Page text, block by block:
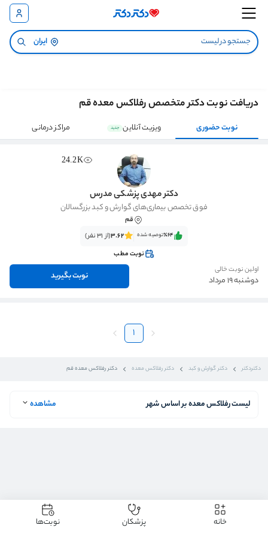
ایران
دکتردکتر دکتر گوارش و کبد دکتر رفلاکس معده دکتر رفلاکس معده قم
دریافت نوبت دکتر متخصص رفلاکس معده قم
نوبت حضوری ویزیت آنلاین جدید مراکز درمانی
24.2K
دکتر مهدی پزشکی مدرس
فوق تخصص بیماری‌های گوارش و کبد بزرگسالان
قم
٪64‌‌‌توصیه شده 3.62(از 31 نفر)
نوبت مطب
اولین نوبت خالی
دوشنبه 19 مرداد نوبت بگیرید
1
لیست رفلاکس معده بر اساس شهر مشاهده
خانه پزشکان نوبت‌ها